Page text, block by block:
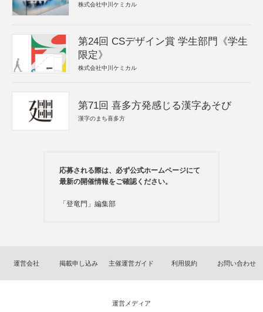
株式会社中川ケミカル
第24回 CSデザイン賞 学生部門《学生
限定》
株式会社中川ケミカル
第71回 喜多方発感じる漢字あそび
漢字のまち喜多方
応募される際は、必ず公式ホームページにて
最新の開催情報をご確認ください。
「登竜門」編集部
運営会社 掲載申し込み 主催運営ガイド 利用規約 お問い合わせ
運営メディア